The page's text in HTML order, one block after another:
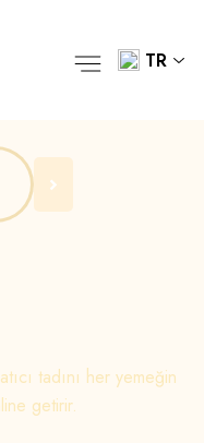
TR
tadını her yemeğin
getirir.